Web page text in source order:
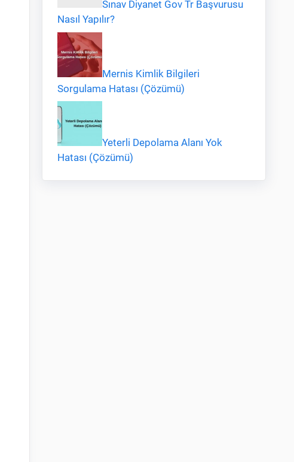
Sınav Diyanet Gov Tr Başvurusu
Nasıl Yapılır?
Mernis Kimlik Bilgileri
Sorgulama Hatası (Çözümü)
Yeterli Depolama Alanı Yok
Hatası (Çözümü)